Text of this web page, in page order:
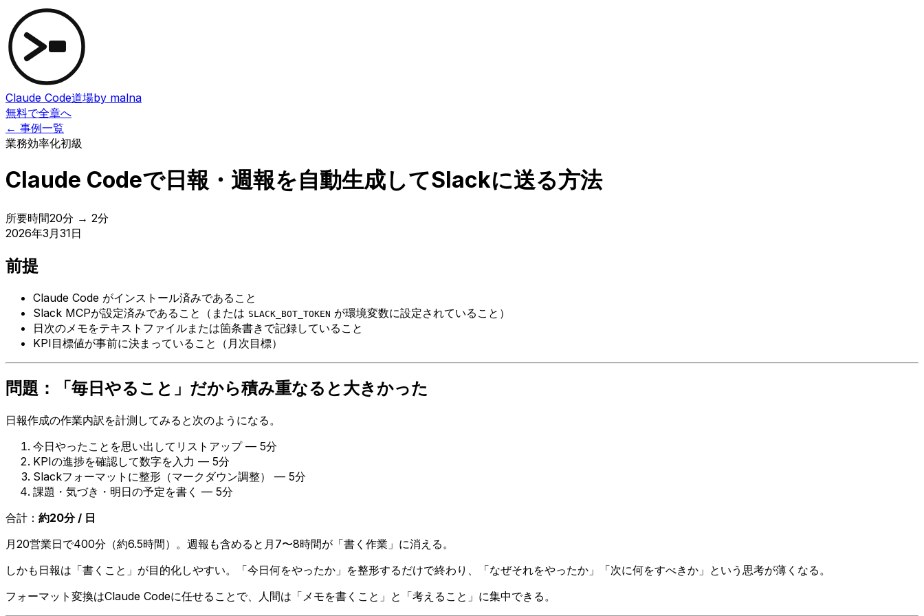
Claude Code道場by malna
無料で全章へ
← 事例一覧
業務効率化初級
Claude Codeで日報・週報を自動生成してSlackに送る方法
所要時間20分 → 2分
2026年3月31日
前提
Claude Code がインストール済みであること
Slack MCPが設定済みであること（または SLACK_BOT_TOKEN が環境変数に設定されていること）
日次のメモをテキストファイルまたは箇条書きで記録していること
KPI目標値が事前に決まっていること（月次目標）
問題：「毎日やること」だから積み重なると大きかった
日報作成の作業内訳を計測してみると次のようになる。
今日やったことを思い出してリストアップ — 5分
KPIの進捗を確認して数字を入力 — 5分
Slackフォーマットに整形（マークダウン調整） — 5分
課題・気づき・明日の予定を書く — 5分
合計： 約20分 / 日
月20営業日で400分（約6.5時間）。週報も含めると月7〜8時間が「書く作業」に消える。
しかも日報は「書くこと」が目的化しやすい。「今日何をやったか」を整形するだけで終わり、「なぜそれをやったか」「次に何をすべきか」という思考が薄くなる。
フォーマット変換はClaude Codeに任せることで、人間は「メモを書くこと」と「考えること」に集中できる。